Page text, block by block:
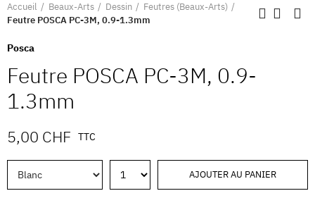
Accueil Beaux-Arts Dessin
Feutres (Beaux-Arts)
Feutre POSCA PC-3M, 0.9-1.3mm
Posca
Feutre POSCA PC-3M, 0.9-
1.3mm
5,00 CHF TTC
AJOUTER AU PANIER